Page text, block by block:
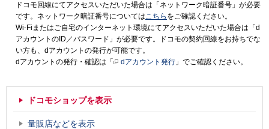
ドコモ回線にてアクセスいただいた場合は「ネットワーク暗証番号」が必要
です。ネットワーク暗証番号についてはこちら をご確認ください。
Wi-Fiまたはご自宅のインターネット環境にてアクセスいただいた場合は「d
アカウントのID／パスワード」が必要です。ドコモの契約回線をお持ちでな
い方も、dアカウントの発行が可能です。
dアカウントの発行・確認は「
dアカウント発行 」でご確認ください。
ドコモショップを表示
量販店などを表示